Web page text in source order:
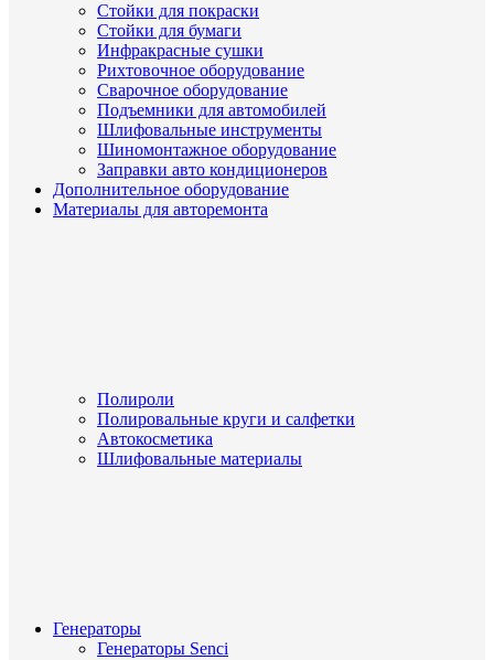
Стойки для покраски
Стойки для бумаги
Инфракрасные сушки
Рихтовочное оборудование
Сварочное оборудование
Подъемники для автомобилей
Шлифовальные инструменты
Шиномонтажное оборудование
Заправки авто кондиционеров
Дополнительное оборудование
Материалы для авторемонта
Полироли
Полировальные круги и салфетки
Автокосметика
Шлифовальные материалы
Генераторы
Генераторы Senci